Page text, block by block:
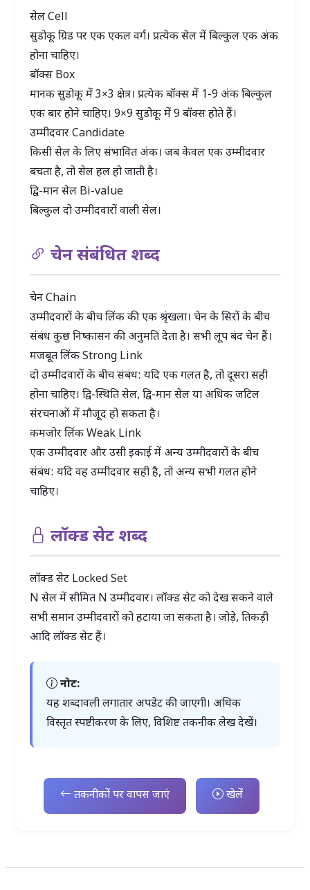
सेलCell
सुडोकू ग्रिड पर एक एकल वर्ग। प्रत्येक सेल में बिल्कुल एक अंक
होना चाहिए।
बॉक्स Box
मानक सुडोकू में 3×3 क्षेत्र। प्रत्येक बॉक्स में 1-9 अंक बिल्कुल
एक बार होने चाहिए। 9×9 सुडोकू में 9 बॉक्स होते हैं।
उम्मीदवारCandidate
किसी सेल के लिए संभावित अंक। जब केवल एक उम्मीदवार
बचता है, तो सेल हल हो जाती है।
द्वि-मान सेल Bi-value
बिल्कुल दो उम्मीदवारों वाली सेल।
चेन संबंधित शब्द
चेनChain
उम्मीदवारों के बीच लिंक की एक श्रृंखला। चेन के सिरों के बीच
संबंध कुछ निष्कासन की अनुमति देता है। सभी लूप बंद चेन हैं।
मजबूत लिंकStrong Link
दो उम्मीदवारों के बीच संबंध: यदि एक गलत है, तो दूसरा सही
होना चाहिए। द्वि-स्थिति सेल, द्वि-मान सेल या अधिक जटिल
संरचनाओं में मौजूद हो सकता है।
कमजोर लिंकWeak Link
एक उम्मीदवार और उसी इकाई में अन्य उम्मीदवारों के बीच
संबंध: यदि वह उम्मीदवार सही है, तो अन्य सभी गलत होने
चाहिए।
लॉक्ड सेट शब्द
लॉक्ड सेट Locked Set
N सेल में सीमित N उम्मीदवार। लॉक्ड सेट को देख सकने वाले
सभी समान उम्मीदवारों को हटाया जा सकता है। जोड़े, तिकड़ी
आदि लॉक्ड सेट हैं।
नोट:
यह शब्दावली लगातार अपडेट की जाएगी। अधिक
विस्तृत स्पष्टीकरण के लिए, विशिष्ट तकनीक लेख देखें।
तकनीकों पर वापस जाएं खेलें